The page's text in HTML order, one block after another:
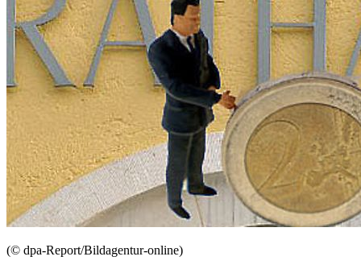
(© dpa-Report/Bildagentur-online)